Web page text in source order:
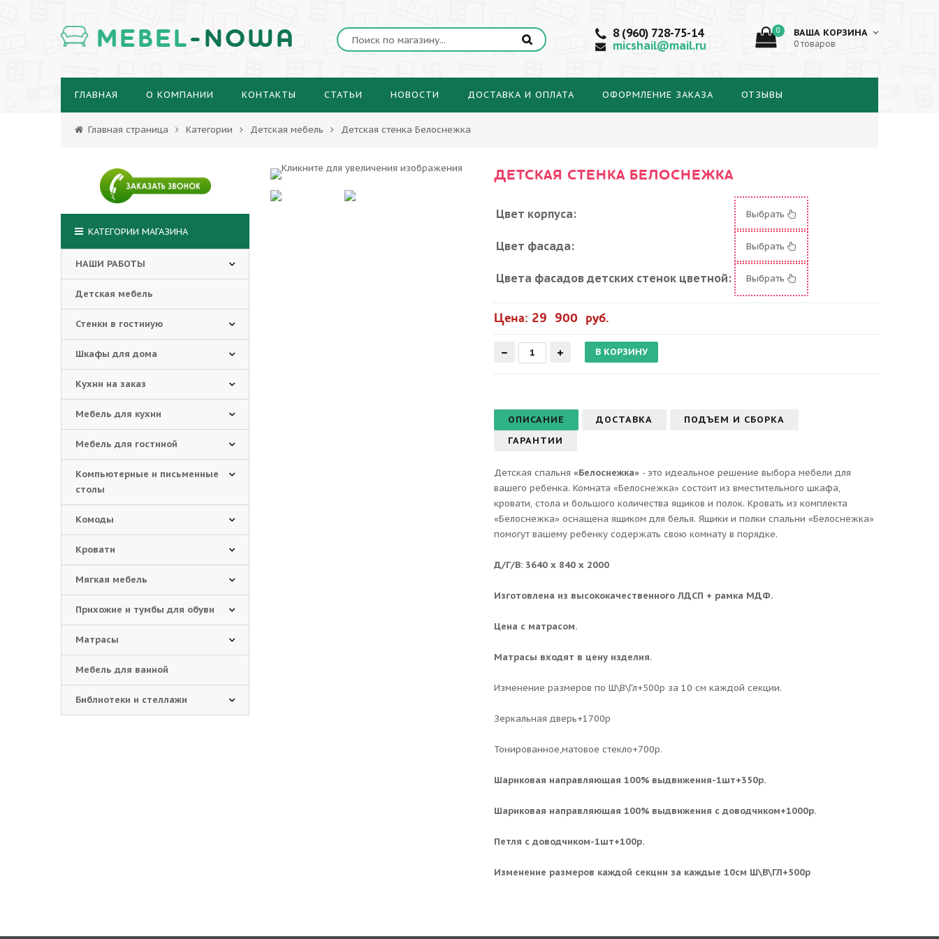
MEBEL-NOWA
8 (960) 728-75-14
micshail@mail.ru
0 ВАША КОРЗИНА
0 товаров
ГЛАВНАЯ О КОМПАНИИ КОНТАКТЫ СТАТЬИ НОВОСТИ ДОСТАВКА И ОПЛАТА ОФОРМЛЕНИЕ ЗАКАЗА ОТЗЫВЫ
Главная страница Категории Детская мебель Детская стенка Белоснежка
ДЕТСКАЯ СТЕНКА БЕЛОСНЕЖКА
Цвет корпуса: Выбрать
Цвет фасада: Выбрать
Цвета фасадов детских стенок цветной: Выбрать
Цена: 29 900 руб.
ОПИСАНИЕ ДОСТАВКА
ПОДЪЕМ И СБОРКА
ГАРАНТИИ
Детская спальня«Белоснежка» - это идеальное решение выбора мебели для
вашего ребенка. Комната «Белоснежка» состоит из вместительного шкафа,
кровати, стола и большого количества ящиков и полок. Кровать из комплекта
«Белоснежка» оснащена ящиком для белья. Ящики и полки спальни «Белоснежка»
помогут вашему ребенку содержать свою комнату в порядке.
Д/Г/В: 3640 х 840 х 2000
Изготовлена из высококачественного ЛДСП + рамка МДФ.
Цена с матрасом.
Матрасы входят в цену изделия.
Изменение размеров по Ш\В\Гл+500р за 10 см каждой секции.
Зеркальная дверь+1700р
Тонированное,матовое стекло+700р.
Шариковая направляющая 100% выдвижения-1шт+350р.
Шариковая направляющая 100% выдвижения с доводчиком+1000р.
Петля с доводчиком-1шт+100р.
Изменение размеров каждой секции за каждые 10см Ш\В\ГЛ+500р
КАТЕГОРИИ МАГАЗИНА
НАШИ РАБОТЫ
Детская мебель
Стенки в гостиную
Шкафы для дома
Кухни на заказ
Мебель для кухни
Мебель для гостиной
Компьютерные и письменные
столы
Комоды
Кровати
Мягкая мебель
Прихожие и тумбы для обуви
Матрасы
Мебель для ванной
Библиотеки и стеллажи